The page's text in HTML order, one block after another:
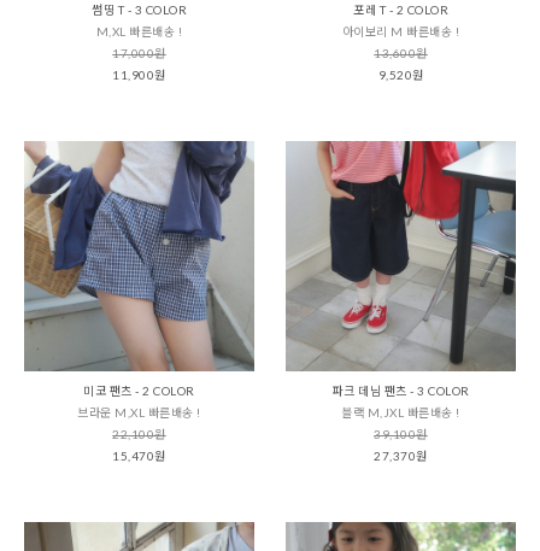
썸띵 T - 3 COLOR
M,XL 빠른배송 !
17,000원
11,900원
포레 T - 2 COLOR
아이보리 M 빠른배송 !
13,600원
9,520원
미코 팬츠 - 2 COLOR
브라운 M,XL 빠른배송 !
22,100원
15,470원
파크 데님 팬츠 - 3 COLOR
블랙 M,JXL 빠른배송 !
39,100원
27,370원